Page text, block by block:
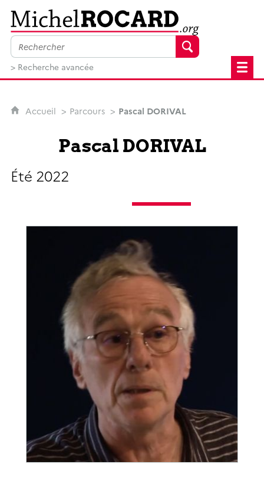
MichelRocard.org
> Recherche avancée
Accueil Parcours Pascal DORIVAL
Pascal DORIVAL
Été 2022